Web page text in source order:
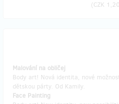
(CZK
Malování na obličej
Body art! Nová identita, nové
dětskou párty. Od Kamily.
Face Painting